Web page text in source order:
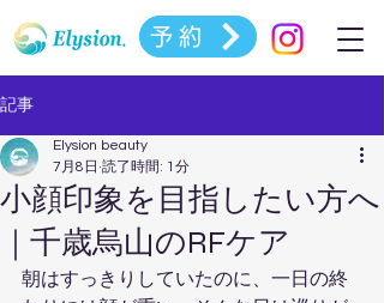
予約
記事
小顔印象を目指したい方へ
｜千歳烏山のRFケア
Elysion beauty
7月8日 読了時間: 1分
朝はすっきりしていたのに、一日の終